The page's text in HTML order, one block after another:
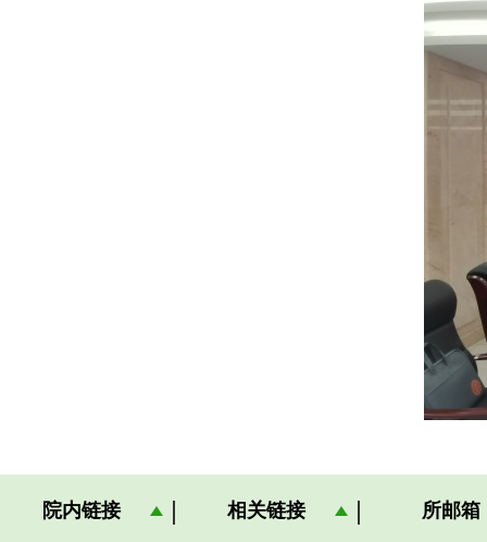
院内链接 相关链接 所邮箱